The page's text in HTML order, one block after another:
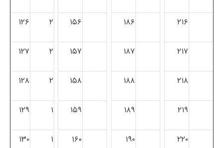
۲۱۶ ۱۸۶ ۱۵۶ ۲ ۱۲۶
۲۱۷ ۱۸۷ ۱۵۷ ۲ ۱۲۷
۲۱۸ ۱۸۸ ۱۵۸ ۲ ۱۲۸
۲۱۹ ۱۸۹ ۱۵۹ ۱ ۱۲۹
۲۲۰ ۱۹۰ ۱۶۰ ۱ ۱۳۰